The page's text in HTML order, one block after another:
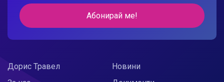
Абонирай ме!
Дорис Травел
Новини